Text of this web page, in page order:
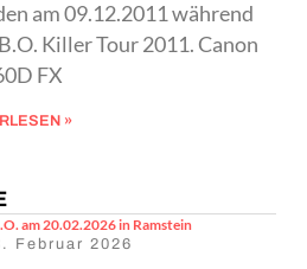
am 09.12.2011 während
Killer Tour 2011. Canon
FX
»
am 20.02.2026 in Ramstein
Februar 2026